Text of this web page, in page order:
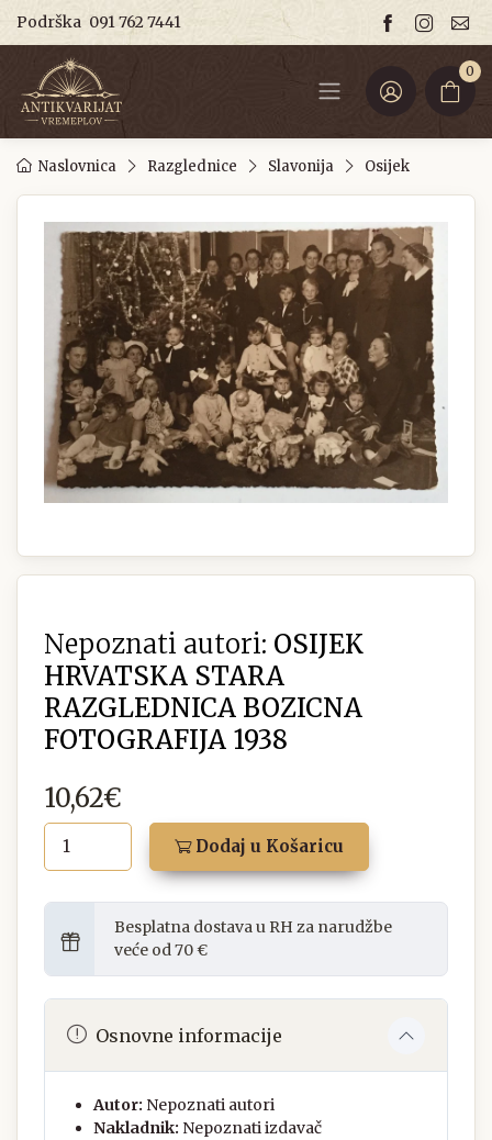
Podrška 091 762 7441
0
Naslovnica Razglednice Slavonija Osijek
Nepoznati autori: OSIJEK
HRVATSKA STARA
RAZGLEDNICA BOZICNA
FOTOGRAFIJA 1938
10,62€
Dodaj u Košaricu
Besplatna dostava u RH za narudžbe
veće od 70 €
Osnovne informacije
Autor: Nepoznati autori
Nakladnik: Nepoznati izdavač